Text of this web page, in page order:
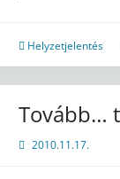
Helyzetjelentés
Tovább…
2010.11.17.